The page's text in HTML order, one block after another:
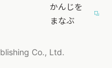
かんじを
まなぶ
Co., Ltd.